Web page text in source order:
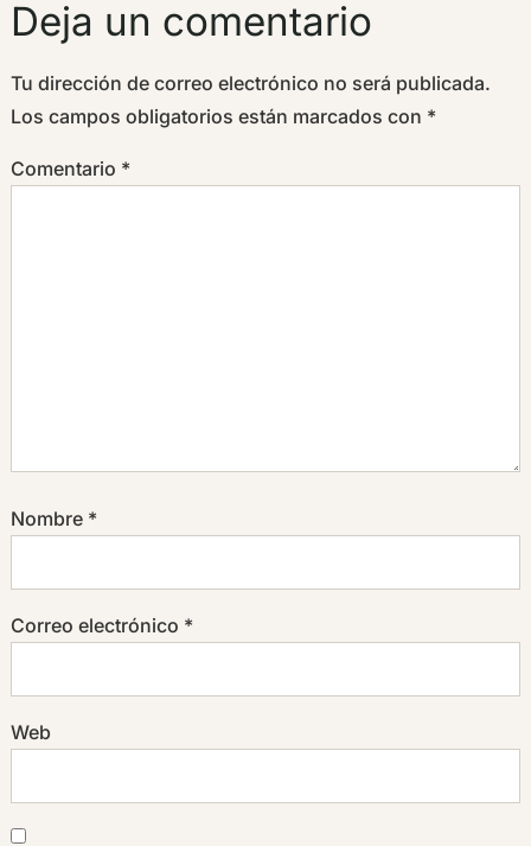
Deja un comentario
Tu dirección de correo electrónico no será publicada.
Los campos obligatorios están marcados con *
Comentario *
Nombre *
Correo electrónico *
Web